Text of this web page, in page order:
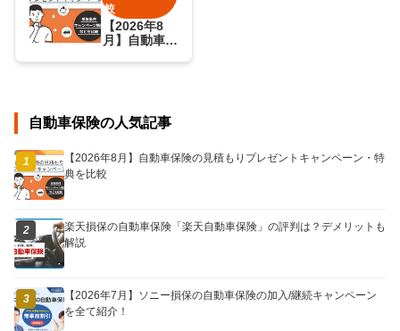
較
【2026年8
月】自動車保
自動車保険の人気記事
1
【2026年8月】自動車保険の見積もりプレゼントキャンペーン・特
典を比較
2
楽天損保の自動車保険「楽天自動車保険」の評判は？デメリットも
解説
3
【2026年7月】ソニー損保の自動車保険の加入/継続キャンペーン
を全て紹介！